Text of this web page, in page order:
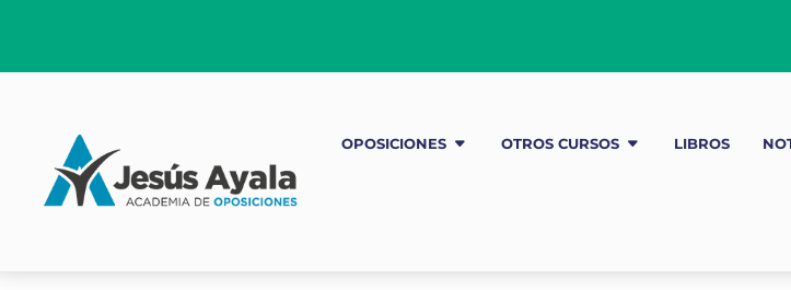
OPOSICIONES OTROS CURSOS LIBROS